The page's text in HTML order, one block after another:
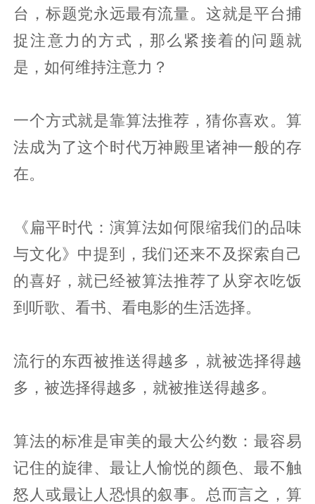
台，标题党永远最有流量。这就是平台捕
捉注意力的方式，那么紧接着的问题就
是，如何维持注意力？
一个方式就是靠算法推荐，猜你喜欢。算
法成为了这个时代万神殿里诸神一般的存
在。
《扁平时代：演算法如何限缩我们的品味
与文化》中提到，我们还来不及探索自己
的喜好，就已经被算法推荐了从穿衣吃饭
到听歌、看书、看电影的生活选择。
流行的东西被推送得越多，就被选择得越
多，被选择得越多，就被推送得越多。
算法的标准是审美的最大公约数：最容易
记住的旋律、最让人愉悦的颜色、最不触
怒人或最让人恐惧的叙事。总而言之，算